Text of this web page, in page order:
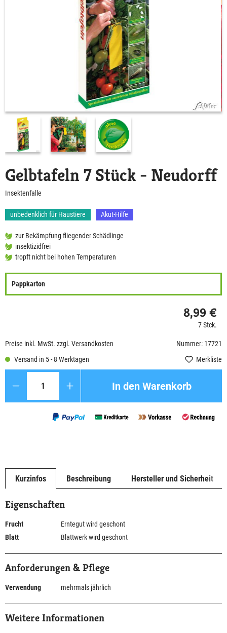
Gelbtafeln 7 Stück - Neudorff
Insektenfalle
unbedenklich für Haustiere Akut-Hilfe
zur Bekämpfung fliegender Schädlinge
insektizidfrei
tropft nicht bei hohen Temperaturen
Pappkarton
8,99 €
7 Stck.
Preise inkl. MwSt. zzgl. Versandkosten
Nummer: 17721
Versand in 5 - 8 Werktagen
Merkliste
In den Warenkorb
Kurzinfos Beschreibung Hersteller und Sicherheit
Eigenschaften
Frucht
Erntegut wird geschont
Blatt
Blattwerk wird geschont
Anforderungen & Pflege
Verwendung mehrmals jährlich
Weitere Informationen